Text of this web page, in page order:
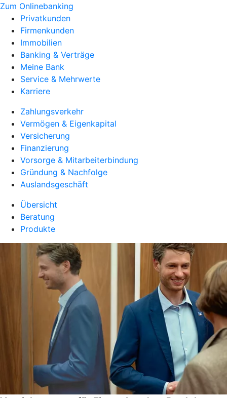
Zum Onlinebanking
Privatkunden
Firmenkunden
Immobilien
Banking & Verträge
Meine Bank
Service & Mehrwerte
Karriere
Zahlungsverkehr
Vermögen & Eigenkapital
Versicherung
Finanzierung
Vorsorge & Mitarbeiterbindung
Gründung & Nachfolge
Auslandsgeschäft
Übersicht
Beratung
Produkte